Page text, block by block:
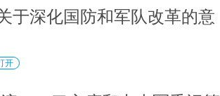
于深化国防和军队改革的意
开